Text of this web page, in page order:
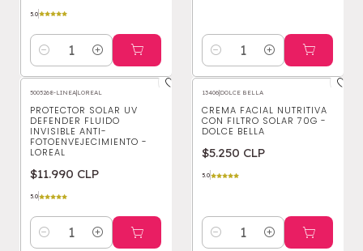
5.0
Cantidad Cantidad
5005268-LINEA|LOREAL
PROTECTOR SOLAR UV
DEFENDER FLUIDO
INVISIBLE ANTI-
FOTOENVEJECIMIENTO -
LOREAL
$11.990 CLP
5.0
Cantidad
13406|DOLCE BELLA
CREMA FACIAL NUTRITIVA
CON FILTRO SOLAR 70G -
DOLCE BELLA
$5.250 CLP
5.0
Cantidad